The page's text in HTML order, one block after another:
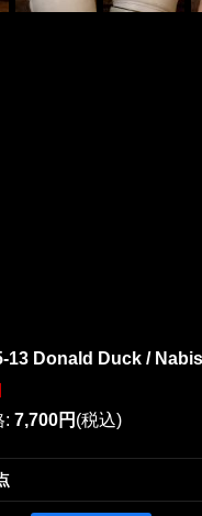
13 Donald Duck /
: 7,700円 (税込)